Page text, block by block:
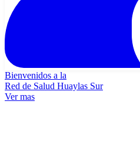
Bienvenidos a la
Red de Salud Huaylas Sur
Ver mas